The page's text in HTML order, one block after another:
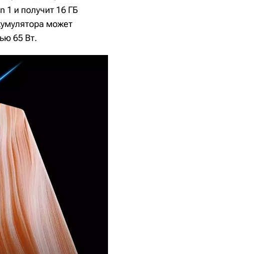
1 и получит 16 ГБ
может
65 Вт.